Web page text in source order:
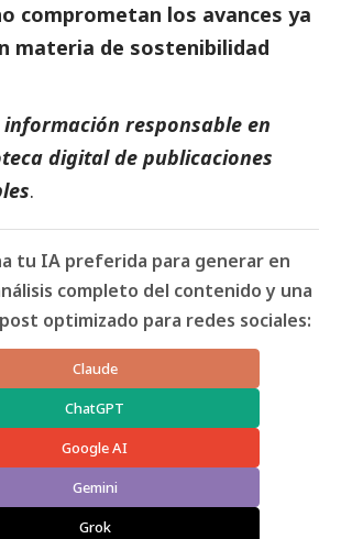
comprometan los avances ya
materia de sostenibilidad
información responsable en
digital de publicaciones
.
tu IA preferida para generar en
completo del contenido y una
optimizado para redes sociales:
Claude
ChatGPT
Google AI
Gemini
Grok